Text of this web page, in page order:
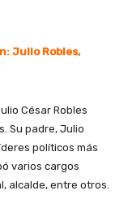
Julio Robles,
César Robles
Su padre, Julio
políticos más
varios cargos
alcalde, entre otros.